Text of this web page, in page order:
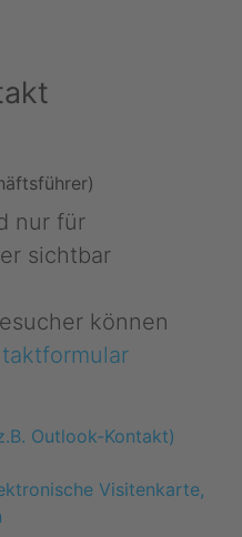
nur für
sichtbar
können
Visitenkarte,